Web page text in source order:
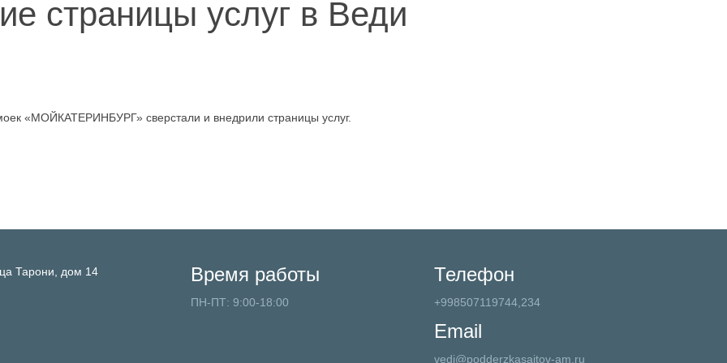
страницы услуг в Веди
«МОЙКАТЕРИНБУРГ» сверстали и внедрили страницы услуг.
Тарони, дом 14 Телефон
+998507119744,234
Email
vedi@podderzkasaitov-am.ru
Время работы
ПН-ПТ: 9:00-18:00